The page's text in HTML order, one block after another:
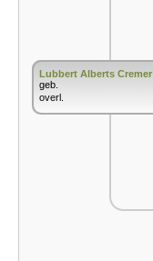
Lubbert Alberts Cremer
geb.
overl.